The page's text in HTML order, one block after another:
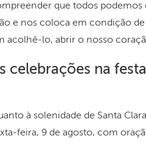
que todos podemos
e nos coloca em condição
acolhê-lo, abrir o nosso
celebrações na
à solenidade de Santa
feira, 9 de agosto, com